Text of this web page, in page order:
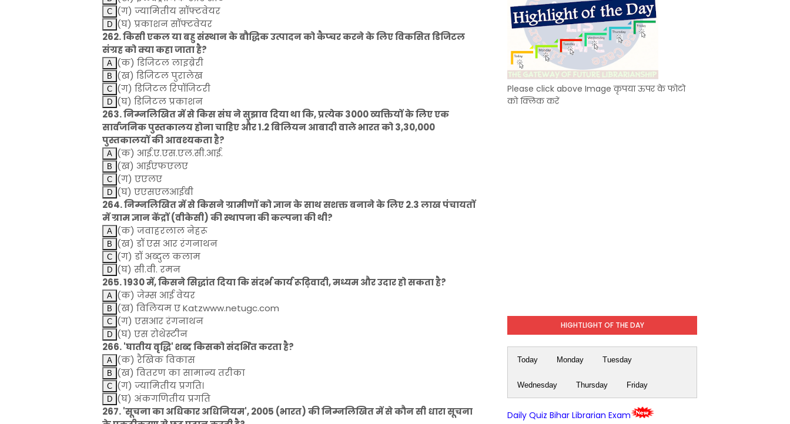
(ग) ज्यामितीय सॉफ्टवेयर
(घ) प्रकाशन सॉफ्टवेयर
262. किसी एकल या बहु संस्थान के बौद्धिक उत्पादन को कैप्चर करने के लिए विकसित डिजिटल
संग्रह को क्या कहा जाता है?
(क) डिजिटल लाइब्रेरी
(ख) डिजिटल पुरालेख
(ग) डिजिटल रिपॉजिटरी
(घ) डिजिटल प्रकाशन
263. निम्नलिखित में से किस संघ ने सुझाव दिया था कि, प्रत्येक 3000 व्यक्तियों के लिए एक
सार्वजनिक पुस्तकालय होना चाहिए और 1.2 बिलियन आबादी वाले भारत को 3,30,000
पुस्तकालयों की आवश्यकता है?
(क) आई.ए.एस.एल.सी.आई.
(ख) आईएफएलए
(ग) एएलए
(घ) एएसएलआईबी
264. निम्नलिखित में से किसने ग्रामीणों को ज्ञान के साथ सशक्त बनाने के लिए 2.3 लाख पंचायतों
में ग्राम ज्ञान केंद्रों (वीकेसी) की स्थापना की कल्पना की थी?
(क) जवाहरलाल नेहरू
(ख) डॉ एस आर रंगनाथन
(ग) डॉ अब्दुल कलाम
(घ) सी.वी. रमन
265. 1930 में, किसने सिद्धांत दिया कि संदर्भ कार्य रूढ़िवादी, मध्यम और उदार हो सकता है?
(क) जेम्स आई वेयर
(ख) विलियम ए Katzwww.netugc.com
(ग) एसआर रंगनाथन
(घ) एस रोथेस्टीन
266. 'घातीय वृद्धि' शब्द किसको संदर्भित करता है?
(क) रैखिक विकास
(ख) वितरण का सामान्य तरीका
(ग) ज्यामितीय प्रगति।
(घ) अंकगणितीय प्रगति
267. 'सूचना का अधिकार अधिनियम', 2005 (भारत) की निम्नलिखित में से कौन सी धारा सूचना
Please click above Image कृपया ऊपर के फोटो
को क्लिक करें
HIGHTLIGHT OF THE DAY
Today Monday Tuesday
Wednesday Thursday Friday
Daily Quiz Bihar Librarian Exam